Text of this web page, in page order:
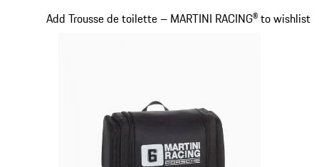
Add Trousse de toilette – MARTINI RACING® to wishlist
Diapositive 18 sur 20